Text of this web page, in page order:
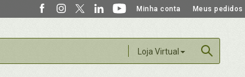
Minha conta Meus pedidos
Loja Virtual